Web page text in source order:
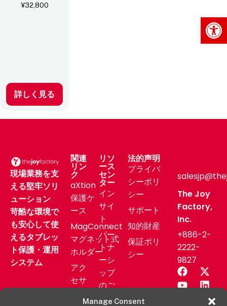
Manage Consent
¥32,800
詳しく見る
現場業務を支
える堅牢ソリ
ューション
苛酷な環境で
も安心して使
えるタブレッ
ト保護・運用
システム
関連
リン
ク
aXtion
保護ケ
ース
MagConnect
マグネット式
ホルダー
アク
セサ
リソ
ース
セン
ター
イン
サイ
ト
パー
トナ
ーシ
ップ
のご
相談
法的声明
プライバ
シーポリ
シー
サポート
知的財産
保証ポリ
シー
The Joy
Factory,
Inc.
+886-2-
2222-
9827